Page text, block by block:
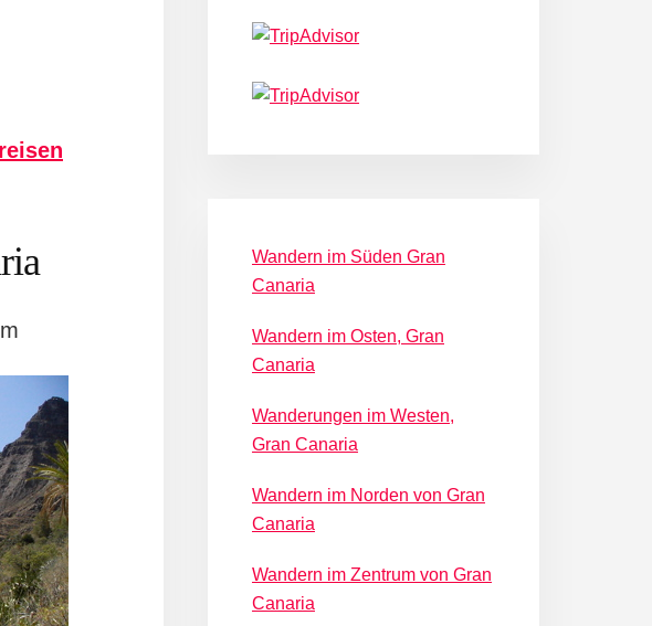
Wandern im Süden Gran
Canaria
Wandern im Osten, Gran
Canaria
Wanderungen im Westen,
Gran Canaria
Wandern im Norden von Gran
Canaria
Wandern im Zentrum von Gran
Canaria